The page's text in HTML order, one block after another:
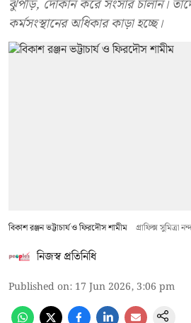
ঝুপড়ি, দোকান করে সংসার চালান।
কর্মসংস্থানের অধিকার কাড়া হচ্ছে।
বিকাশ রঞ্জন ভট্টাচার্য ও ফিরদৌস শামীম গ্রাফিক্স সুমিত্রা
নিজস্ব প্রতিনিধি
Published on: 17 Jun 2026, 3:06 pm